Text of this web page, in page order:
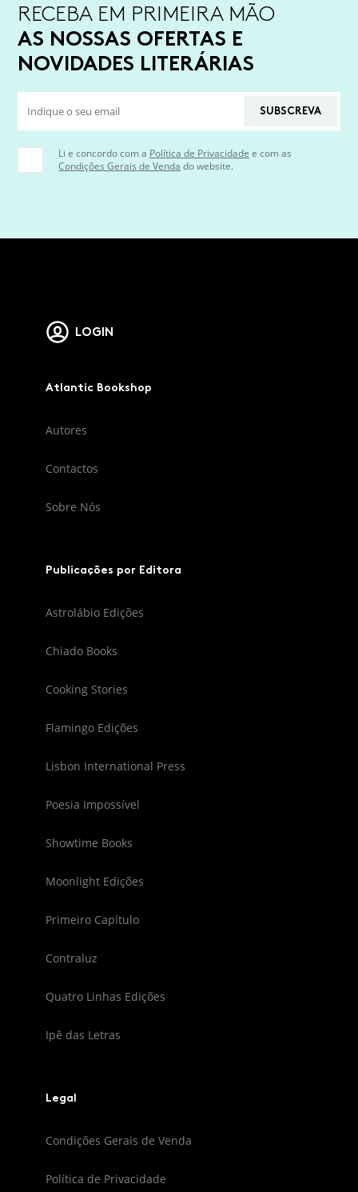
RECEBA EM PRIMEIRA MÃO
AS NOSSAS OFERTAS E
NOVIDADES LITERÁRIAS
SUBSCREVA
Li e concordo com a Política de Privacidade e com as
Condições Gerais de Venda do website.
LOGIN
Atlantic Bookshop
Autores
Contactos
Sobre Nós
Publicações por Editora
Astrolábio Edições
Chiado Books
Cooking Stories
Flamingo Edições
Lisbon International Press
Poesia Impossível
Showtime Books
Moonlight Edições
Primeiro Capítulo
Contraluz
Quatro Linhas Edições
Ipê das Letras
Legal
Condições Gerais de Venda
Política de Privacidade